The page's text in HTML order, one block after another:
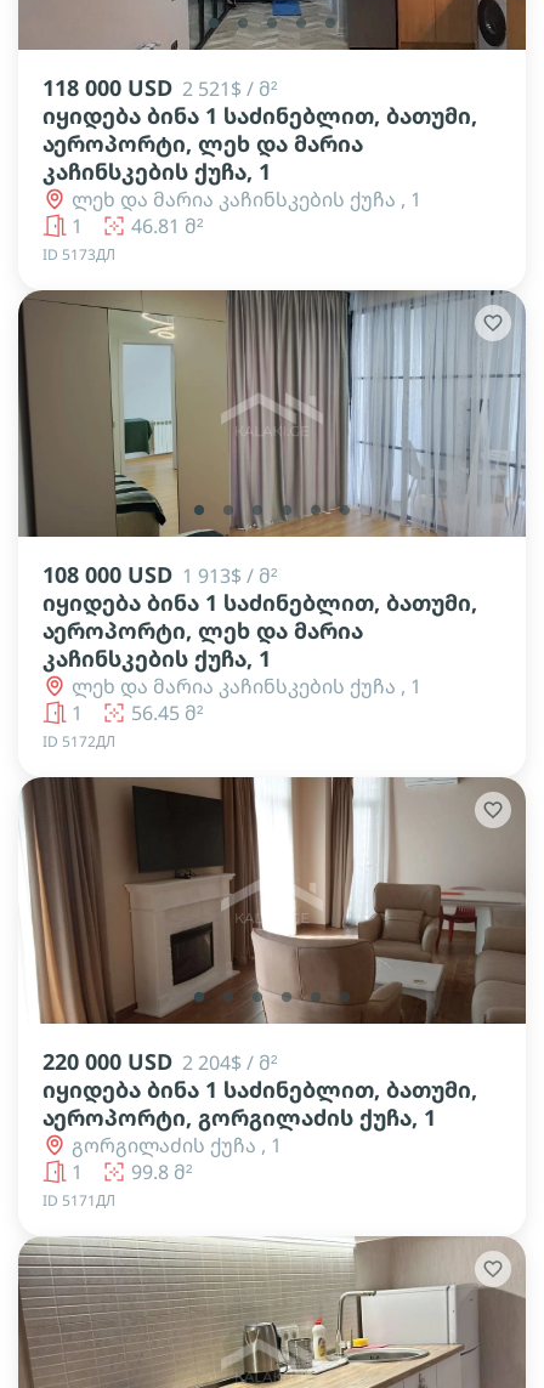
lens lens lens lens lens
118 000 USD 2 521$ / მ²
იყიდება ბინა 1 საძინებლით, ბათუმი,
აეროპორტი, ლეხ და მარია
კაჩინსკების ქუჩა, 1
ლეხ და მარია კაჩინსკების ქუჩა , 1
1
46.81 მ²
ID 5173ДЛ
lens lens lens lens lens lens
108 000 USD 1 913$ / მ²
იყიდება ბინა 1 საძინებლით, ბათუმი,
აეროპორტი, ლეხ და მარია
კაჩინსკების ქუჩა, 1
ლეხ და მარია კაჩინსკების ქუჩა , 1
1
56.45 მ²
ID 5172ДЛ
lens lens lens lens lens lens
220 000 USD 2 204$ / მ²
იყიდება ბინა 1 საძინებლით, ბათუმი,
აეროპორტი, გორგილაძის ქუჩა, 1
გორგილაძის ქუჩა , 1
1
99.8 მ²
ID 5171ДЛ